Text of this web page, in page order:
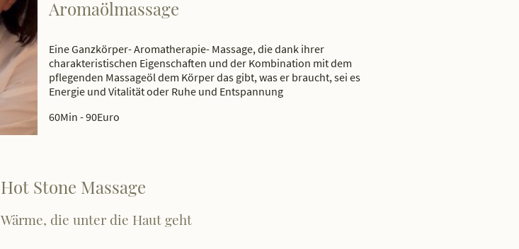
Aromaölmassage
Eine Ganzkörper- Aromatherapie- Massage, die dank ihrer
charakteristischen Eigenschaften und der Kombination mit dem
pflegenden Massageöl dem Körper das gibt, was er braucht, sei es
Energie und Vitalität oder Ruhe und Entspannung
60Min - 90Euro
Hot Stone Massage
Wärme, die unter die Haut geht